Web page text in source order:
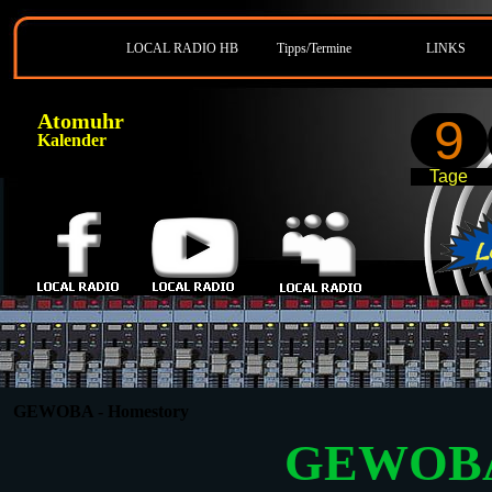
9
Tage
Atomuhr
Kalender
LOCAL RADIO HB Tipps/Termine LINKS
GEWOBA - Homestory